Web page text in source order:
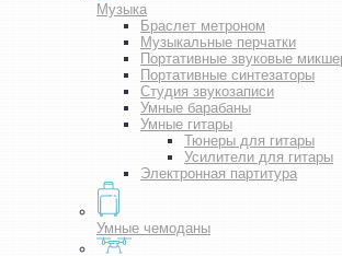
Музыка
Браслет метроном
Музыкальные перчатки
Портативные звуковые
Портативные синтезаторы
Студия звукозаписи
Умные барабаны
Умные гитары
Тюнеры для гитары
Усилители для гитары
Электронная партитура
Умные чемоданы